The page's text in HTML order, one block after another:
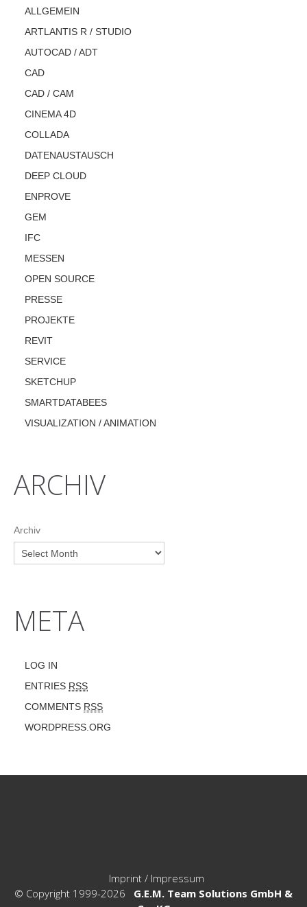
ALLGEMEIN
ARTLANTIS R / STUDIO
AUTOCAD / ADT
CAD
CAD / CAM
CINEMA 4D
COLLADA
DATENAUSTAUSCH
DEEP CLOUD
ENPROVE
GEM
IFC
MESSEN
OPEN SOURCE
PRESSE
PROJEKTE
REVIT
SERVICE
SKETCHUP
SMARTDATABEES
VISUALIZATION / ANIMATION
ARCHIV
Archiv
META
LOG IN
ENTRIES RSS
COMMENTS RSS
WORDPRESS.ORG
Imprint / Impressum
© Copyright 1999-2026 G.E.M. Team Solutions GmbH &